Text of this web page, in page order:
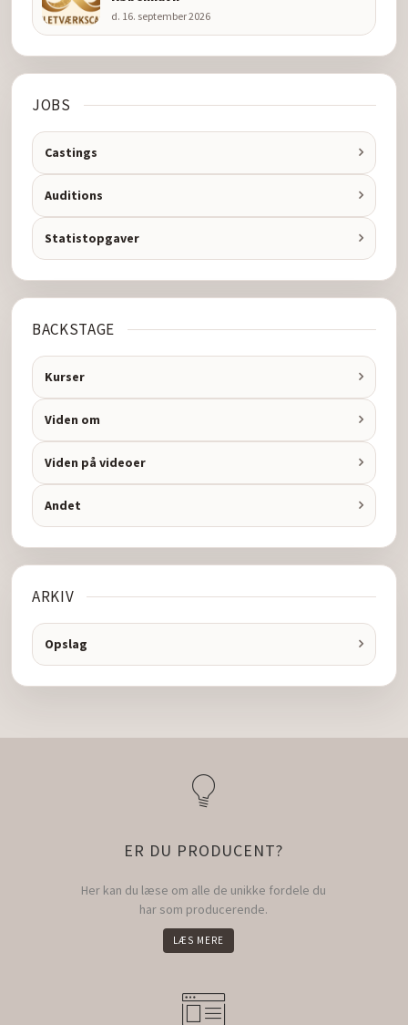
d. 16. september 2026
JOBS
Castings
Auditions
Statistopgaver
BACKSTAGE
Kurser
Viden om
Viden på videoer
Andet
ARKIV
Opslag
ER DU PRODUCENT?
Her kan du læse om alle de unikke fordele du
har som producerende.
LÆS MERE